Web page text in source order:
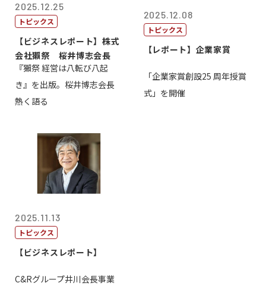
2025.12.25
トピックス
【ビジネスレポート】株式
会社獺祭 桜井博志会長
『獺祭 経営は八転び八起
き』を出版。桜井博志会長
熱く語る
2025.12.08
トピックス
【レポート】企業家賞
「企業家賞創設25 周年授賞
式」を開催
2025.11.13
トピックス
【ビジネスレポート】
C&Rグループ井川会長事業